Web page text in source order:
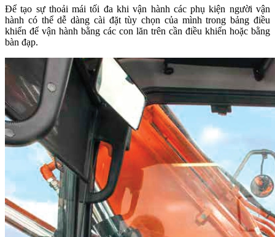
Để tạo sự thoải mái tối đa khi vận hành các phụ kiện người vận
hành có thể dễ dàng cài đặt tùy chọn của mình trong bảng điều
khiển để vận hành bằng các con lăn trên cần điều khiển hoặc bằng
bàn đạp.